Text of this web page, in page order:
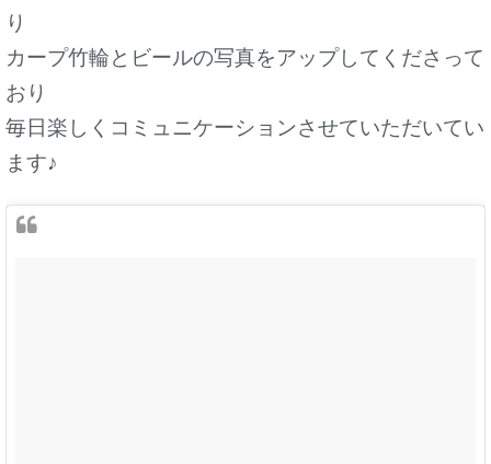
り
カープ竹輪とビールの写真をアップしてくださって
おり
毎日楽しくコミュニケーションさせていただいてい
ます♪